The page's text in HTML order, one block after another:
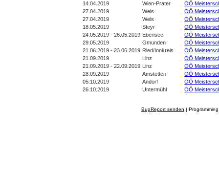
14.04.2019
Wien-Prater
OÖ
27.04.2019
Wels
OÖ
27.04.2019
Wels
OÖ
18.05.2019
Steyr
OÖ
24.05.2019 - 26.05.2019 Ebensee
OÖ
29.05.2019
Gmunden
OÖ
21.06.2019 - 23.06.2019 Ried/Innkreis
OÖ
21.09.2019
Linz
OÖ
21.09.2019 - 22.09.2019 Linz
OÖ
28.09.2019
Amstetten
OÖ
05.10.2019
Andorf
OÖ
26.10.2019
Untermühl OÖ
BugReport senden |